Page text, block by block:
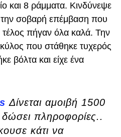
και 8 ράμματα. Κινδύνεψε
σοβαρή επέμβαση που
τέλος πήγαν όλα καλά. Την
που στάθηκε τυχερός
βόλτα και είχε ένα
Δίνεται αμοιβή 1500
πληροφορίες..
κάτι να